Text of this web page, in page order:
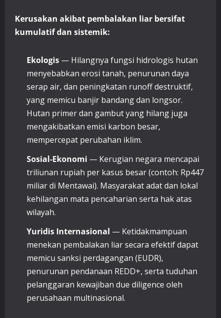
Kerusakan akibat pembalakan liar bersifat
kumulatif dan sistemik:
Ekologis — Hilangnya fungsi hidrologis hutan
menyebabkan erosi tanah, penurunan daya
serap air, dan peningkatan runoff destruktif,
yang memicu banjir bandang dan longsor.
Hutan primer dan gambut yang hilang juga
mengakibatkan emisi karbon besar,
mempercepat perubahan iklim.
Sosial-Ekonomi — Kerugian negara mencapai
triliunan rupiah per kasus besar (contoh: Rp447
miliar di Mentawai). Masyarakat adat dan lokal
kehilangan mata pencaharian serta hak atas
wilayah.
Yuridis Internasional — Ketidakmampuan
menekan pembalakan liar secara efektif dapat
memicu sanksi perdagangan (EUDR),
penurunan pendanaan REDD+, serta tuduhan
pelanggaran kewajiban due diligence oleh
perusahaan multinasional.